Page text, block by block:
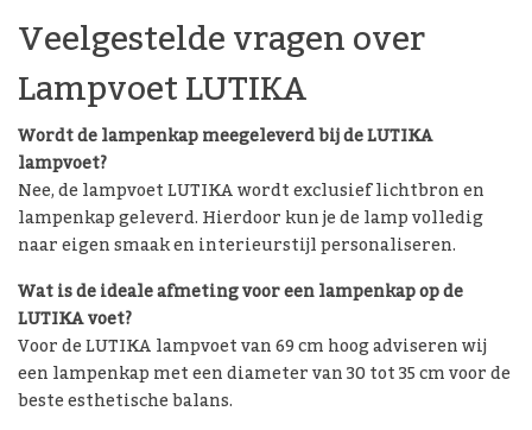
Veelgestelde vragen over
Lampvoet LUTIKA
Wordt de lampenkap meegeleverd bij de LUTIKA
lampvoet?
Nee, de lampvoet LUTIKA wordt exclusief lichtbron en
lampenkap geleverd. Hierdoor kun je de lamp volledig
naar eigen smaak en interieurstijl personaliseren.
Wat is de ideale afmeting voor een lampenkap op de
LUTIKA voet?
Voor de LUTIKA lampvoet van 69 cm hoog adviseren wij
een lampenkap met een diameter van 30 tot 35 cm voor de
beste esthetische balans.